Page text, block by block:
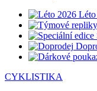
CYKLISTIKA